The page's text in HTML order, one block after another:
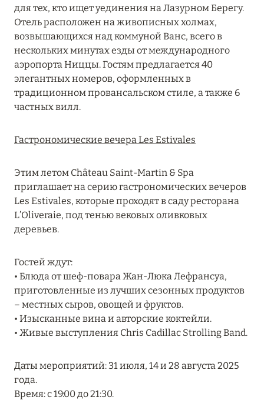
MARCH GRAND ESCAPE: ПРЕДЛОЖЕНИЕ ОТ Á
LA CARTE PREMIUM ПО ОТЕЛЮ WALDORF
ASTORIA MALDIVES ITHAAFUSHI, МАЛЬДИВЫ
Подробнее
NOVEMBER
13 мая 2025
ЗАБРОНИРУЙТЕ FOUR SEASONS RESORT
DUBAI AT JUMEIRAH BEACH ПО ЛУЧШИМ
Подробнее
04 апреля 2025
ATLANTIS THE PALM: НОВЫЙ ПАКЕТ
Подробнее
для тех, кто ищет уединения на Лазурном Берегу.
Отель расположен на живописных холмах,
возвышающихся над коммуной Ванс, всего в
нескольких минутах езды от международного
аэропорта Ниццы. Гостям предлагается 40
элегантных номеров, оформленных в
традиционном провансальском стиле, а также 6
частных вилл.
Гастрономические вечера Les Estivales
Этим летом Château Saint-Martin & Spa
приглашает на серию гастрономических вечеров
Les Estivales, которые проходят в саду ресторана
L’Oliveraie, под тенью вековых оливковых
деревьев.
Гостей ждут:
• Блюда от шеф-повара Жан-Люка Лефрансуа,
приготовленные из лучших сезонных продуктов
– местных сыров, овощей и фруктов.
• Изысканные вина и авторские коктейли.
• Живые выступления Chris Cadillac Strolling Band.
Даты мероприятий: 31 июля, 14 и 28 августа 2025
года.
Время: с 19:00 до 21:30.